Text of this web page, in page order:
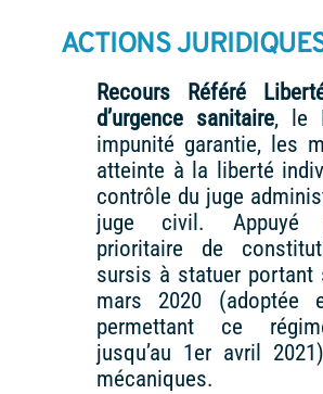
ACTIONS
Recours Référé
d’urgence sanitaire, le
impunité garantie, les
atteinte à la liberté
contrôle du juge
juge civil. Appuyé
prioritaire de
sursis à statuer
mars 2020
permettant ce
jusqu’au 1er avril
mécaniques.